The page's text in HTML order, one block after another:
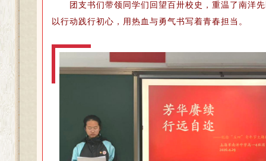
团支书们带领同学们回望百卅校史，重温了南洋
以行动践行初心，用热血与勇气书写着青春担当。